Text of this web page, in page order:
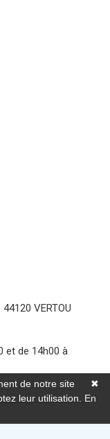
44120 VERTOU
et de 14h00 à
✖
de notre site
leur utilisation. En